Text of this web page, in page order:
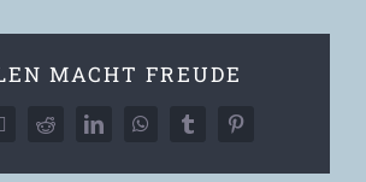
MACHT FREUDE
X RedditLinkedInWhatsAppTumblrPinterest